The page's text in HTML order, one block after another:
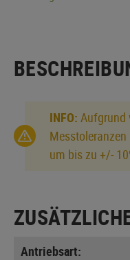
INFO: Aufgrund
um bis zu +/-
Antriebsart: